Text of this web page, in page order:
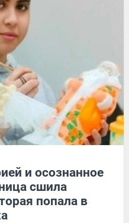
и осознанное
сшила
попала в